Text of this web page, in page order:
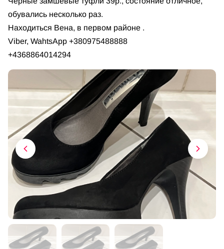
обувались несколько раз.
Находиться Вена, в первом районе .
Viber, WahtsApp +380975488888
+4368864014294